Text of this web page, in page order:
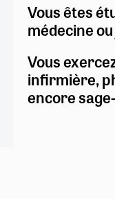
Vous êtes
médecine
Vous
infirmière,
encore